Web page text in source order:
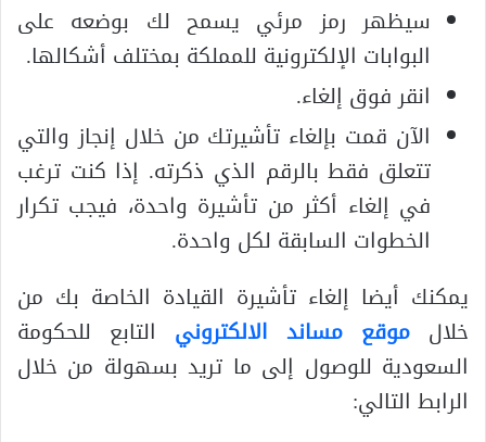
سيظهر رمز مرئي يسمح لك بوضعه على
البوابات الإلكترونية للمملكة بمختلف أشكالها.
انقر فوق إلغاء.
الآن قمت بإلغاء تأشيرتك من خلال إنجاز والتي
تتعلق فقط بالرقم الذي ذكرته. إذا كنت ترغب
في إلغاء أكثر من تأشيرة واحدة، فيجب تكرار
الخطوات السابقة لكل واحدة.
يمكنك أيضا إلغاء تأشيرة القيادة الخاصة بك من
خلال موقع مساند الالكتروني التابع للحكومة
السعودية للوصول إلى ما تريد بسهولة من خلال
الرابط التالي: